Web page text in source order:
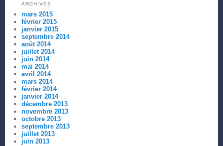
ARCHIVES
mars 2015
février 2015
janvier 2015
septembre 2014
août 2014
juillet 2014
juin 2014
mai 2014
avril 2014
mars 2014
février 2014
janvier 2014
décembre 2013
novembre 2013
octobre 2013
septembre 2013
juillet 2013
juin 2013